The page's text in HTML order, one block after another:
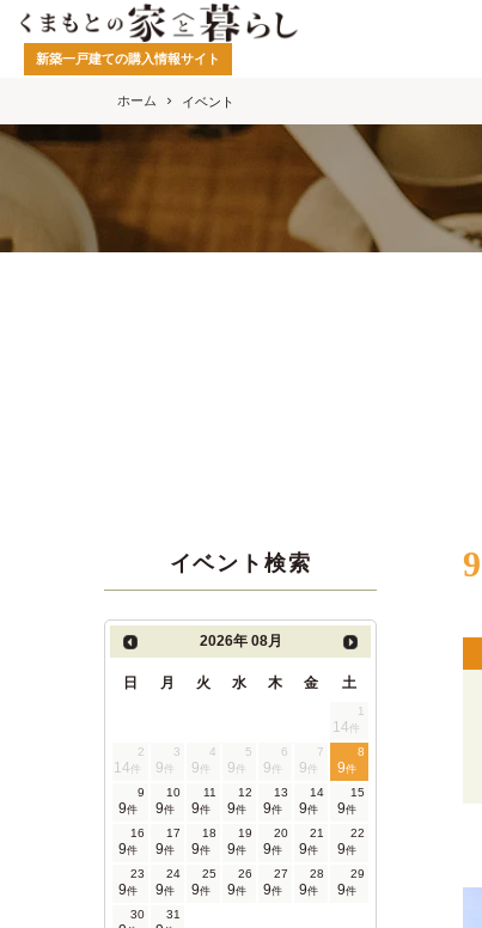
新築一戸建ての購入情報サイト
ホーム イベント
イベント検索
2026年 08月
日 月 火 水 木 金 土
1
14件
2
14件
3
9件
4
9件
5
9件
6
9件
7
9件
8
9件
9
9件
10
9件
11
9件
12
9件
13
9件
14
9件
15
9件
16
9件
17
9件
18
9件
19
9件
20
9件
21
9件
22
9件
23
9件
24
9件
25
9件
26
9件
27
9件
28
9件
29
9件
30 31
9